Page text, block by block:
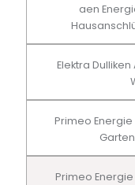
aen
Elektra Dulliken
Primeo Energie
Primeo Energie